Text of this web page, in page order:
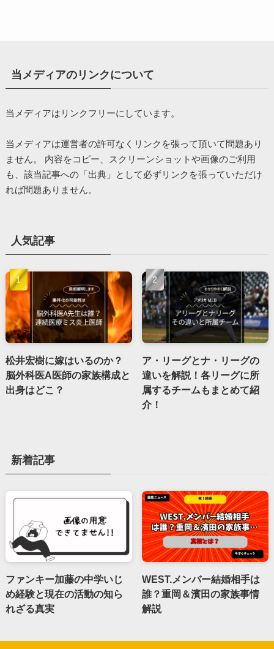
当メディアのリンクについて
当メディアはリンクフリーにしています。
当メディアは運営者の許可なくリンクを張って頂いて問題あり
ません。 内容をコピー、スクリーンショットや画像のご利用
も、該当記事への「出典」として必ずリンクを張っていただけ
れば問題ありません。
人気記事
松井宏樹に嫁はいるのか？
脳外科医A医師の家族構成と
出身はどこ？
ア・リーグとナ・リーグの
違いを解説！各リーグに所
属するチームもまとめて紹
介！
新着記事
ファンキー加藤の中学いじ
め経験と現在の活動の知ら
れざる真実
WEST.メンバー結婚相手は
誰？重岡＆濱田の家族事情
解説